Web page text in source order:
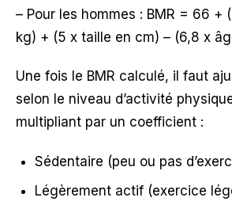
– Pour les hommes : BMR = 66 +
kg) + (5 x taille en cm) – (6,8 x
Une fois le BMR calculé, il faut
selon le niveau d’activité
multipliant par un coefficient :
Sédentaire (peu ou pas
Légèrement actif (exercice